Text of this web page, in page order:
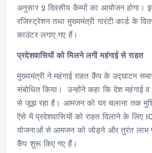
अनुसार 2 दिवसीय कैम्पों का आयोजन होगा।
रजिस्ट्रेशन तथा मुख्यमंत्री गारंटी कार्ड के
काउंटर लगाए गए हैं।
प्रदेशवासियों को मिलने लगी महंगाई से राहत
मुख्यमंत्री ने महंगाई राहत कैंप के उद्घाटन
संबोधित किया। उन्होंने कहा कि देश महंगाई व
से जूझ रहा है। आमजन को घर चलाना तक
ऎसे में प्रदेशवासियों को राहत दिलाने के लिए
योजनाओं से आमजन को जोड़ने और तुरंत लाभ
कैंप शुरू किए गए हैं।